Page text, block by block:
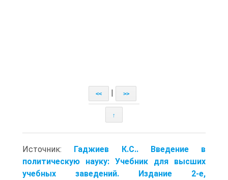
<< >>
↑
Источник: Гаджиев К.С.. Введение в
политическую науку: Учебник для высших
учебных заведений. Издание 2-е,